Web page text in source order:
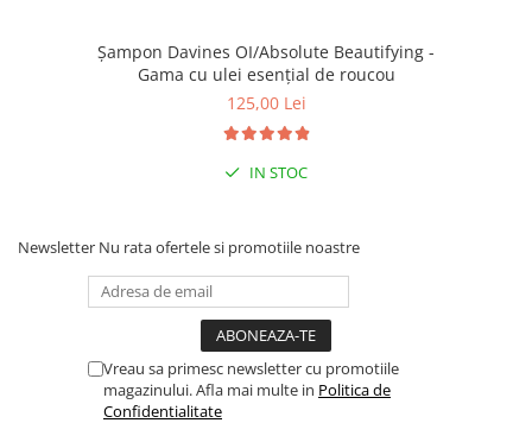
Șampon Davines OI/Absolute Beautifying -
Gama cu ulei esențial de roucou
125,00 Lei
IN STOC
Newsletter Nu rata ofertele si promotiile noastre
Vreau sa primesc newsletter cu promotiile
magazinului. Afla mai multe in Politica de
Confidentialitate